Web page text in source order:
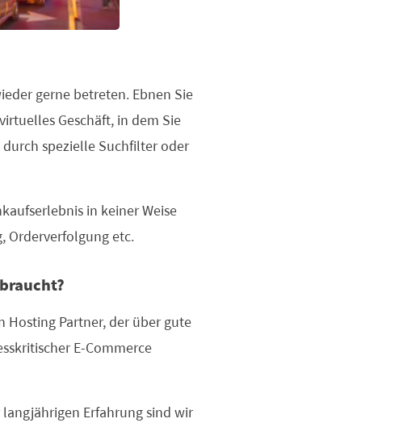
gerne betreten. Ebnen Sie
Geschäft, in dem Sie
spezielle Suchfilter oder
in keiner Weise
Orderverfolgung etc.
Hosting Partner, der über gute
E-Commerce
Erfahrung sind wir